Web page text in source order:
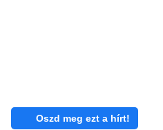
Oszd meg ezt a hírt!